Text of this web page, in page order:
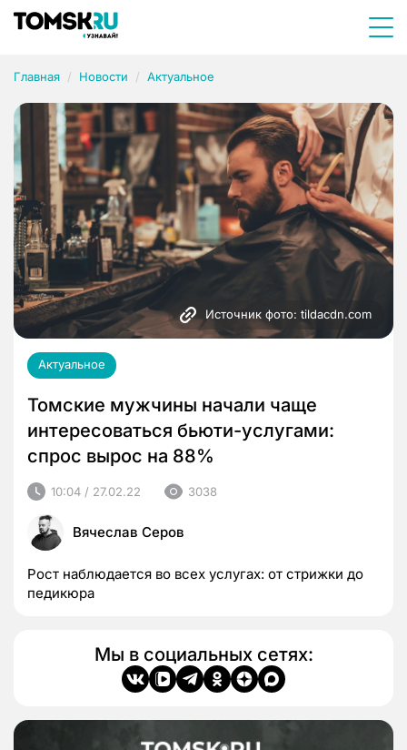
Главная Новости Актуальное
Источник фото: tildacdn.com
Актуальное
Томские мужчины начали чаще
интересоваться бьюти-услугами:
спрос вырос на 88%
10:04 / 27.02.22 3038
Вячеслав Серов
Рост наблюдается во всех услугах: от стрижки до
педикюра
Мы в социальных сетях: